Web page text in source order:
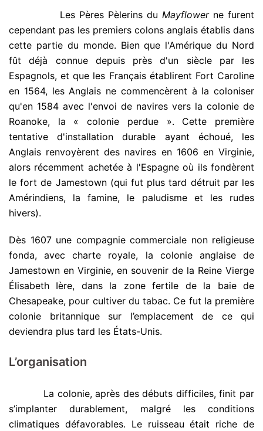
Les Pères Pèlerins duMayflowerne furent
cependant pas les premiers colons anglais établis dans
cette partie du monde. Bien que l'Amérique du Nord
fût déjà connue depuis près d'un siècle par les
Espagnols, et que les Français établirent Fort Caroline
en 1564, les Anglais ne commencèrent à la coloniser
qu'en 1584 avec l'envoi de navires vers la colonie de
Roanoke, la « colonie perdue ». Cette première
tentative d'installation durable ayant échoué, les
Anglais renvoyèrent des navires en 1606 en Virginie,
alors récemment achetée à l'Espagne où ils fondèrent
le fort de Jamestown (qui fut plus tard détruit par les
Amérindiens, la famine, le paludisme et les rudes
hivers).
Dès 1607 une compagnie commerciale non religieuse
fonda, avec charte royale, la colonie anglaise de
Jamestown en Virginie, en souvenir de la Reine Vierge
Élisabeth Ière, dans la zone fertile de la baie de
Chesapeake, pour cultiver du tabac. Ce fut la première
colonie britannique sur l’emplacement de ce qui
deviendra plus tard les États-Unis.
L’organisation
La colonie, après des débuts difficiles, finit par
s’implanter durablement, malgré les conditions
climatiques défavorables. Le ruisseau était riche de